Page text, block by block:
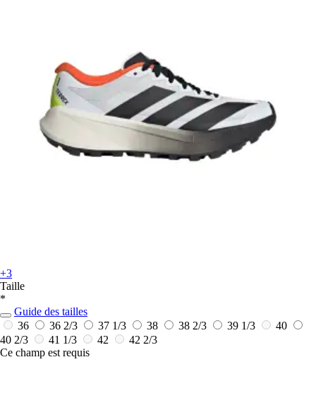
+3
Taille
*
Guide des tailles
36
36 2/3 37 1/3 38 38 2/3 39 1/3
40
40 2/3
41 1/3 42
42 2/3
Ce champ est requis